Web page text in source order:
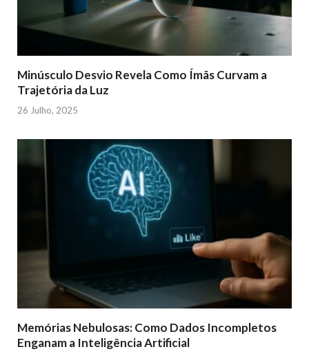
Minúsculo Desvio Revela Como Ímãs Curvam a
Trajetória da Luz
26 Julho, 2025
Memórias Nebulosas: Como Dados Incompletos
Enganam a Inteligência Artificial